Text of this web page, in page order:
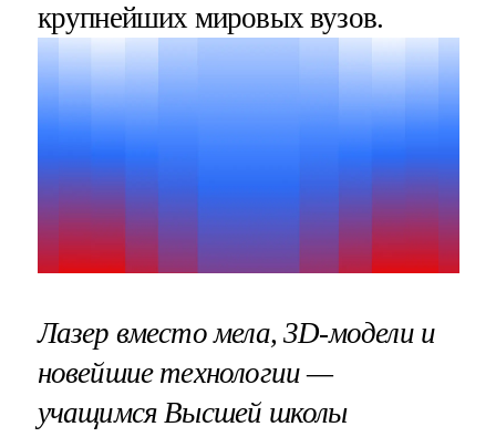
крупнейших мировых вузов.
Лазер вместо мела, 3D-модели и
новейшие технологии —
учащимся Высшей школы